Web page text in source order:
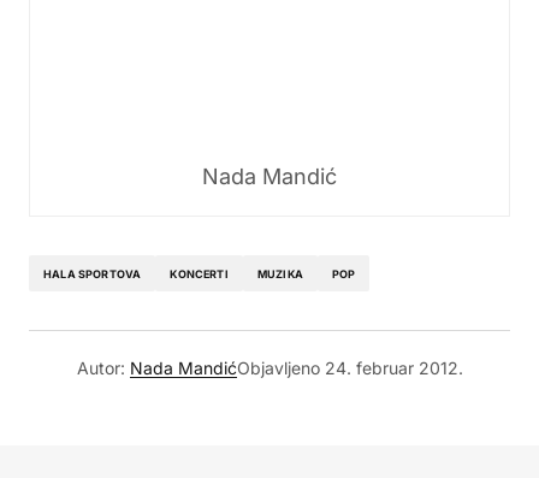
Nada Mandić
HALA SPORTOVA KONCERTI MUZIKA POP
Autor: Nada MandićObjavljeno 24. februar 2012.